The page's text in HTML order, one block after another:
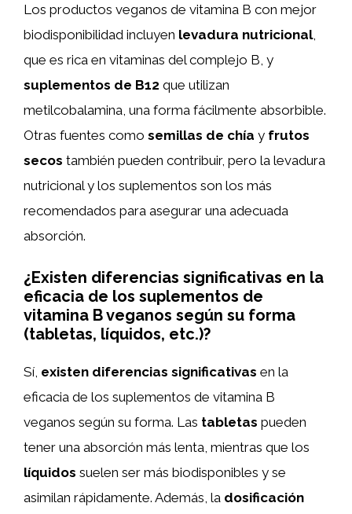
Los productos veganos de vitamina B con mejor
biodisponibilidad incluyen levadura nutricional,
que es rica en vitaminas del complejo B, y
suplementos de B12 que utilizan
metilcobalamina, una forma fácilmente absorbible.
Otras fuentes como semillas de chía y frutos
secos también pueden contribuir, pero la levadura
nutricional y los suplementos son los más
recomendados para asegurar una adecuada
absorción.
¿Existen diferencias significativas en la
eficacia de los suplementos de
vitamina B veganos según su forma
(tabletas, líquidos, etc.)?
Sí, existen diferencias significativas en la
eficacia de los suplementos de vitamina B
veganos según su forma. Las tabletas pueden
tener una absorción más lenta, mientras que los
líquidos suelen ser más biodisponibles y se
asimilan rápidamente. Además, la dosificación